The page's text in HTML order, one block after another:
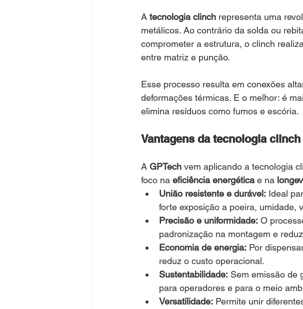
A tecnologia clinch representa uma
metálicos. Ao contrário da solda ou
comprometer a estrutura, o clinch
entre matriz e punção.
Esse processo resulta em conexões
deformações térmicas. E o melhor: é
elimina resíduos como fumos e escória.
Vantagens da tecnologia
A GPTech vem aplicando a tecnologia
foco na eficiência energética e na
União resistente e durável: Ideal
forte exposição a poeira, umidade,
Precisão e uniformidade: O
padronização na montagem e
Economia de energia: Por
reduz o custo operacional.
Sustentabilidade: Sem emissão de
para operadores e para o meio
Versatilidade: Permite unir